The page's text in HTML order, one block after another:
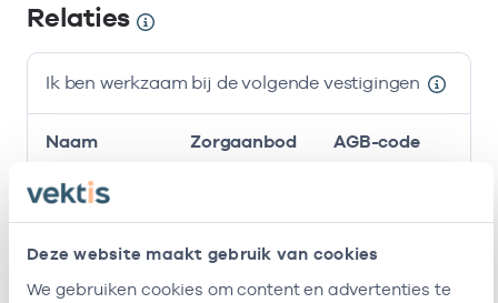
Deze website maakt gebruik van cookies
We gebruiken cookies om content en advertenties te
Relaties
Ik ben werkzaam bij de volgende vestigingen
Naam Zorgaanbod AGB-code
Careyn Nieuw
Tamarinde /
Careyn 1E Lijn
Paramedische
Zorg Utrecht